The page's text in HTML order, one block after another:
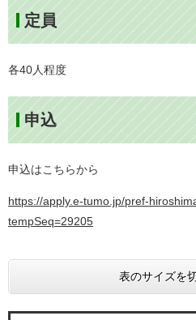
定員
各40人程度
申込
申込はこちらから
https://apply.e-tumo.jp/pref-
tempSeq=29205
表のサイズを